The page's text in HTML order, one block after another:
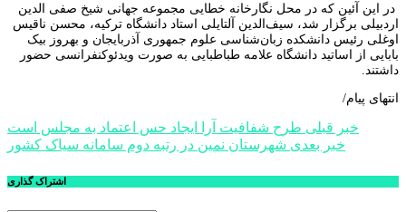
در این آئین که در محل نگارخانه خطایی مجموعه جهانی شیخ صفی الدین
اردبیلی برگزار شد، سیف‌الدین آلتایلی استاد دانشگاه ترکیه، محسن ناقیس
اوغلی رئیس دانشکده زبان‌شناسی علوم جمهوری آذربایجان و بهروز بیک
بابایی از اساتید دانشگاه علامه طباطبایی به صورت ویدئوکنفرانسی حضور
داشتند.
انتهای پیام/
راهبری
نوشته
خبر قبلی طرح شفافیت آرا ایجاد حس اعتماد به مجلس است
خبر بعدی شهرستان نمین در رتبه دوم سامانه سیاک کشور
اشتراک گذاری